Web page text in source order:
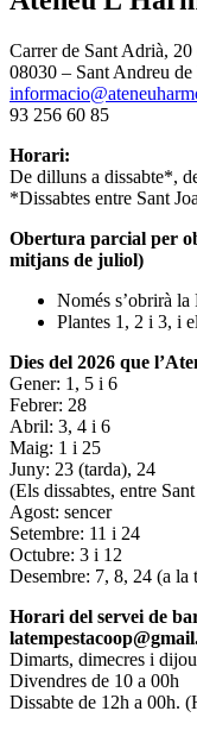
Carrer de Sant Adrià,
08030 – Sant Andreu de
93 256 60 85
Horari:
De dilluns a dissabte*,
*Dissabtes entre Sant
Obertura parcial per
mitjans de juliol)
Només s’obrirà
Plantes 1, 2 i 3, i
Dies del 2026 que
Gener: 1, 5 i 6
Febrer: 28
Abril: 3, 4 i 6
Maig: 1 i 25
Juny: 23 (tarda), 24
(Els dissabtes, entre
Agost: sencer
Setembre: 11 i 24
Octubre: 3 i 12
Desembre: 7, 8, 24 (a la
Horari del servei de
Dimarts, dimecres i
Divendres de 10 a 00h
Dissabte de 12h a 00h.